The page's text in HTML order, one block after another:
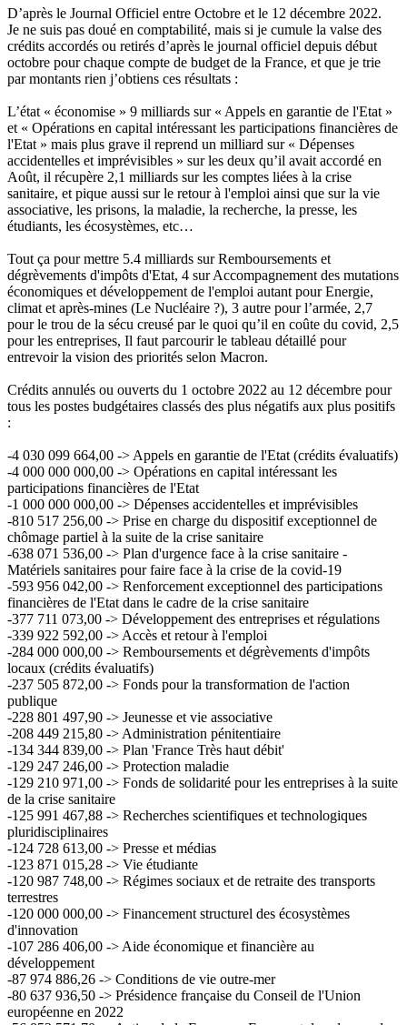
D’après le Journal Officiel entre Octobre et le 12 décembre 2022.
Je ne suis pas doué en comptabilité, mais si je cumule la valse des
crédits accordés ou retirés d’après le journal officiel depuis début
octobre pour chaque compte de budget de la France, et que je trie
par montants rien j’obtiens ces résultats :
L’état « économise » 9 milliards sur « Appels en garantie de l'Etat »
et « Opérations en capital intéressant les participations financières de
l'Etat » mais plus grave il reprend un milliard sur « Dépenses
accidentelles et imprévisibles » sur les deux qu’il avait accordé en
Août, il récupère 2,1 milliards sur les comptes liées à la crise
sanitaire, et pique aussi sur le retour à l'emploi ainsi que sur la vie
associative, les prisons, la maladie, la recherche, la presse, les
étudiants, les écosystèmes, etc…
Tout ça pour mettre 5.4 milliards sur Remboursements et
dégrèvements d'impôts d'Etat, 4 sur Accompagnement des mutations
économiques et développement de l'emploi autant pour Energie,
climat et après-mines (Le Nucléaire ?), 3 autre pour l’armée, 2,7
pour le trou de la sécu creusé par le quoi qu’il en coûte du covid, 2,5
pour les entreprises, Il faut parcourir le tableau détaillé pour
entrevoir la vision des priorités selon Macron.
Crédits annulés ou ouverts du 1 octobre 2022 au 12 décembre pour
tous les postes budgétaires classés des plus négatifs aux plus positifs
:
-4 030 099 664,00 -> Appels en garantie de l'Etat (crédits évaluatifs)
-4 000 000 000,00 -> Opérations en capital intéressant les
participations financières de l'Etat
-1 000 000 000,00 -> Dépenses accidentelles et imprévisibles
-810 517 256,00 -> Prise en charge du dispositif exceptionnel de
chômage partiel à la suite de la crise sanitaire
-638 071 536,00 -> Plan d'urgence face à la crise sanitaire -
Matériels sanitaires pour faire face à la crise de la covid-19
-593 956 042,00 -> Renforcement exceptionnel des participations
financières de l'Etat dans le cadre de la crise sanitaire
-377 711 073,00 -> Développement des entreprises et régulations
-339 922 592,00 -> Accès et retour à l'emploi
-284 000 000,00 -> Remboursements et dégrèvements d'impôts
locaux (crédits évaluatifs)
-237 505 872,00 -> Fonds pour la transformation de l'action
publique
-228 801 497,90 -> Jeunesse et vie associative
-208 449 215,80 -> Administration pénitentiaire
-134 344 839,00 -> Plan 'France Très haut débit'
-129 247 246,00 -> Protection maladie
-129 210 971,00 -> Fonds de solidarité pour les entreprises à la suite
de la crise sanitaire
-125 991 467,88 -> Recherches scientifiques et technologiques
pluridisciplinaires
-124 728 613,00 -> Presse et médias
-123 871 015,28 -> Vie étudiante
-120 987 748,00 -> Régimes sociaux et de retraite des transports
terrestres
-120 000 000,00 -> Financement structurel des écosystèmes
d'innovation
-107 286 406,00 -> Aide économique et financière au
développement
-87 974 886,26 -> Conditions de vie outre-mer
-80 637 936,50 -> Présidence française du Conseil de l'Union
européenne en 2022